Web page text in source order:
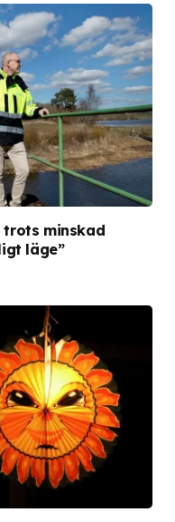
trots minskad
läge”